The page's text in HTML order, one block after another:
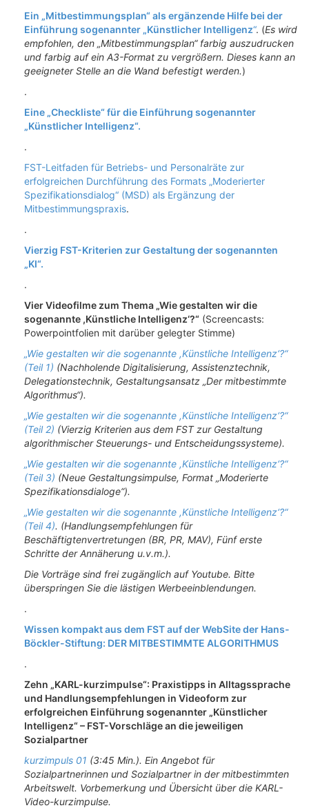
Ein „Mitbestimmungsplan“ als ergänzende Hilfe bei der
Einführung sogenannter „Künstlicher Intelligenz“. (Es wird
empfohlen, den „Mitbestimmungsplan“ farbig auszudrucken
und farbig auf ein A3-Format zu vergrößern. Dieses kann an
geeigneter Stelle an die Wand befestigt werden.)
.
Eine „Checkliste“ für die Einführung sogenannter
„Künstlicher Intelligenz“.
.
FST-Leitfaden für Betriebs- und Personalräte zur
erfolgreichen Durchführung des Formats „Moderierter
Spezifikationsdialog“ (MSD) als Ergänzung der
Mitbestimmungspraxis.
.
Vierzig FST-Kriterien zur Gestaltung der sogenannten
„KI“.
.
Vier Videofilme zum Thema „Wie gestalten wir die
sogenannte ,Künstliche Intelligenz‘?“ (Screencasts:
Powerpointfolien mit darüber gelegter Stimme)
„Wie gestalten wir die sogenannte ,Künstliche Intelligenz‘?“
(Teil 1) (Nachholende Digitalisierung, Assistenztechnik,
Delegationstechnik, Gestaltungsansatz „Der mitbestimmte
Algorithmus“).
„Wie gestalten wir die sogenannte ,Künstliche Intelligenz‘?“
(Teil 2) (Vierzig Kriterien aus dem FST zur Gestaltung
algorithmischer Steuerungs- und Entscheidungssysteme).
„Wie gestalten wir die sogenannte ,Künstliche Intelligenz‘?“
(Teil 3) (Neue Gestaltungsimpulse, Format „Moderierte
Spezifikationsdialoge“).
„Wie gestalten wir die sogenannte ,Künstliche Intelligenz‘?“
(Teil 4). (Handlungsempfehlungen für
Beschäftigtenvertretungen (BR, PR, MAV), Fünf erste
Schritte der Annäherung u.v.m.).
Die Vorträge sind frei zugänglich auf Youtube. Bitte
überspringen Sie die lästigen Werbeeinblendungen.
.
Wissen kompakt aus dem FST auf der WebSite der Hans-
Böckler-Stiftung: DER MITBESTIMMTE ALGORITHMUS
.
Zehn „KARL-kurzimpulse“: Praxistipps in Alltagssprache
und Handlungsempfehlungen in Videoform zur
erfolgreichen Einführung sogenannter „Künstlicher
Intelligenz“ – FST-Vorschläge an die jeweiligen
Sozialpartner
kurzimpuls 01 (3:45 Min.). Ein Angebot für
Sozialpartnerinnen und Sozialpartner in der mitbestimmten
Arbeitswelt. Vorbemerkung und Übersicht über die KARL-
Video-kurzimpulse.